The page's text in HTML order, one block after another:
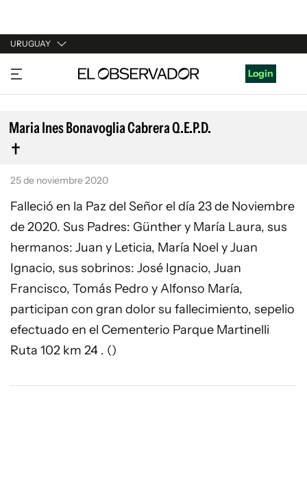
URUGUAY
URUGUAY
ARGENTINA
ESPAÑA
ESTADOS UNIDOS
Login
Maria Ines Bonavoglia Cabrera Q.E.P.D.
25 de noviembre 2020
Falleció en la Paz del Señor el día 23 de Noviembre
de 2020. Sus Padres: Günther y María Laura, sus
hermanos: Juan y Leticia, María Noel y Juan
Ignacio, sus sobrinos: José Ignacio, Juan
Francisco, Tomás Pedro y Alfonso María,
participan con gran dolor su fallecimiento, sepelio
efectuado en el Cementerio Parque Martinelli
Ruta 102 km 24 . ()